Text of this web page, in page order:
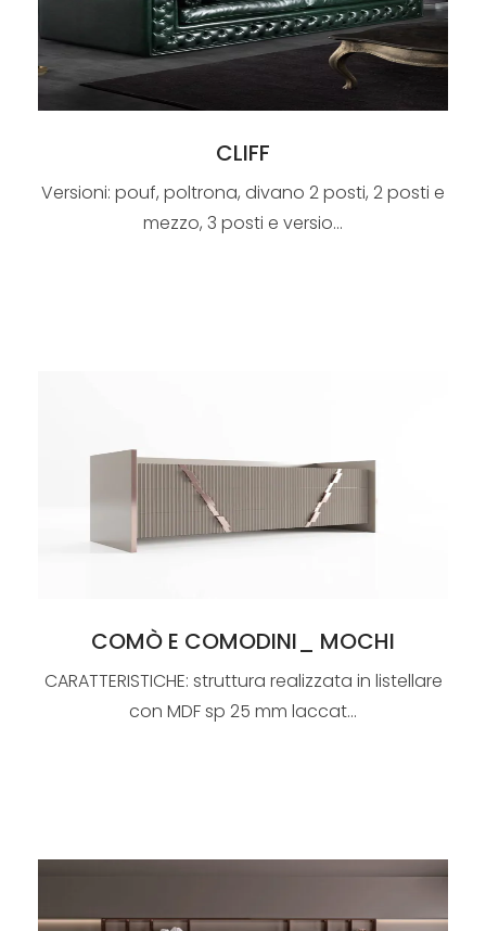
CLIFF
Versioni: pouf, poltrona, divano 2 posti, 2 posti e
mezzo, 3 posti e versio...
COMÒ E COMODINI_ MOCHI
CARATTERISTICHE: struttura realizzata in listellare
con MDF sp 25 mm laccat...